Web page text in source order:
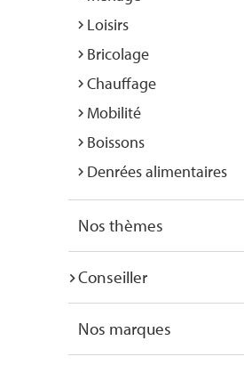
Loisirs
Bricolage
Chauffage
Mobilité
Boissons
Denrées alimentaires
Nos thèmes
Conseiller
Nos marques